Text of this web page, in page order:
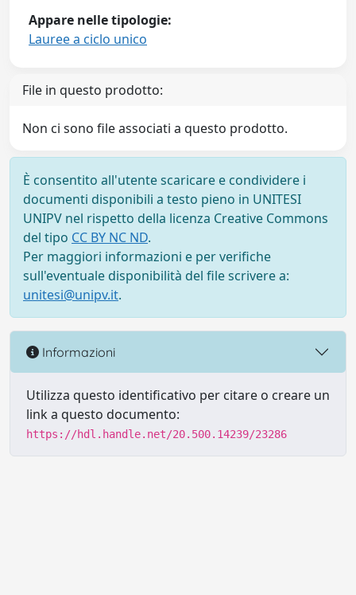
Appare nelle tipologie:
Lauree a ciclo unico
File in questo prodotto:
Non ci sono file associati a questo prodotto.
È consentito all'utente scaricare e condividere i
documenti disponibili a testo pieno in UNITESI
UNIPV nel rispetto della licenza Creative Commons
del tipo CC BY NC ND.
Per maggiori informazioni e per verifiche
sull'eventuale disponibilità del file scrivere a:
unitesi@unipv.it.
Informazioni
Utilizza questo identificativo per citare o creare un
link a questo documento:
https://hdl.handle.net/20.500.14239/23286